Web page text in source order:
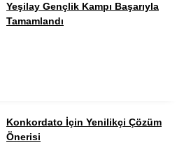
Yeşilay Gençlik Kampı Başarıyla
Tamamlandı
Konkordato İçin Yenilikçi Çözüm
Önerisi